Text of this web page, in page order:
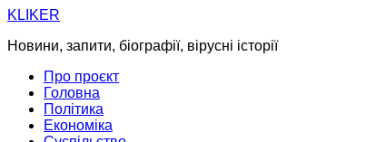
Skip
content
KLIKER
Новини, запити, біографії, вірусні історії
Про проєкт
Головна
Політика
Економіка